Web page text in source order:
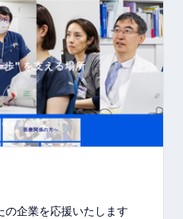
企業を応援いたします